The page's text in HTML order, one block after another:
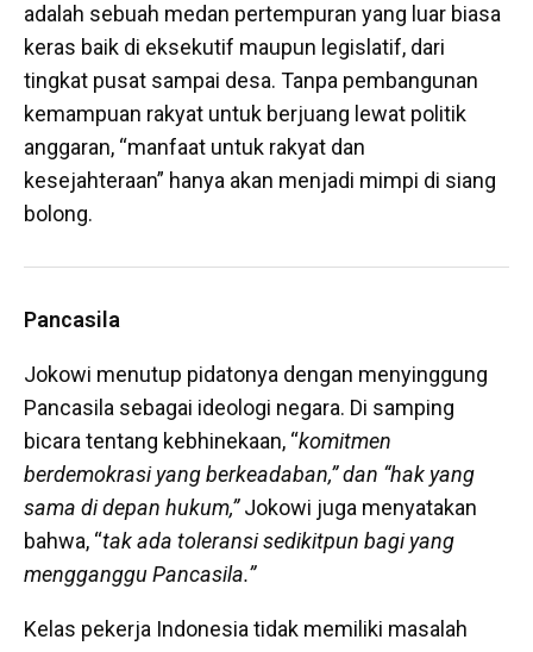
adalah sebuah medan pertempuran yang luar biasa
keras baik di eksekutif maupun legislatif, dari
tingkat pusat sampai desa. Tanpa pembangunan
kemampuan rakyat untuk berjuang lewat politik
anggaran, “manfaat untuk rakyat dan
kesejahteraan” hanya akan menjadi mimpi di siang
bolong.
Pancasila
Jokowi menutup pidatonya dengan menyinggung
Pancasila sebagai ideologi negara. Di samping
bicara tentang kebhinekaan, “komitmen
berdemokrasi yang berkeadaban,” dan “hak yang
sama di depan hukum,”Jokowi juga menyatakan
bahwa, “tak ada toleransi sedikitpun bagi yang
mengganggu Pancasila.”
Kelas pekerja Indonesia tidak memiliki masalah